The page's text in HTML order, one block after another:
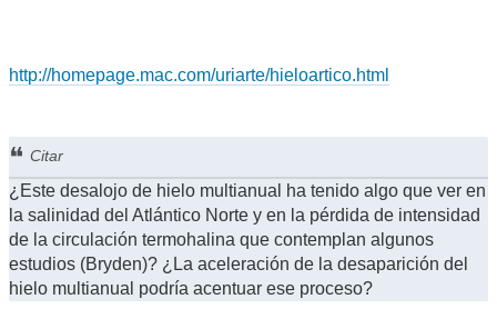
http://homepage.mac.com/uriarte/hieloartico.html
Citar
¿Este desalojo de hielo multianual ha tenido algo que ver en
la salinidad del Atlántico Norte y en la pérdida de intensidad
de la circulación termohalina que contemplan algunos
estudios (Bryden)? ¿La aceleración de la desaparición del
hielo multianual podría acentuar ese proceso?